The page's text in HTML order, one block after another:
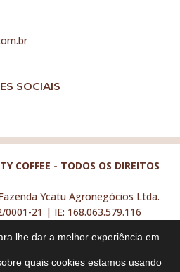
SOCIAIS
COFFEE - TODOS OS DIREITOS
Ycatu Agronegócios Ltda.
0001-21 | IE: 168.063.579.116
equipe:
lhe dar a melhor experiência em
quais cookies estamos usando